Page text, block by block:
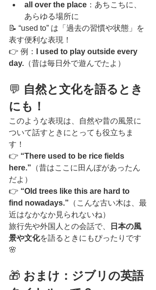
all over the place ：あちこちに、
あらゆる場所に
📝 “used to” は「過去の習慣や状態」を
表す便利な表現！
👉 例：
I used to play outside every
day. （昔は毎日外で遊んでたよ）
💬 自然と文化を語るとき
にも！
このような表現は、自然や昔の風景に
ついて話すときにとっても役立ちま
す！
👉 “There used to be rice fields
here.” （昔はここに田んぼがあったん
だよ）
👉 “Old trees like this are hard to
find nowadays.” （こんな古い木は、最
近はなかなか見られないね）
旅行先や外国人との会話で、
日本の風
景や文化を語るときにもぴったりです
🌸
🎁 おまけ：ジブリの英語